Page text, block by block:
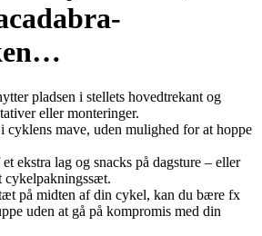
pladsen i stellets hovedtrekant og
eller monteringer.
mave, uden mulighed for at hoppe
ekstra lag og snacks på dagsture – eller
cykelpakningssæt.
på midten af ​​din cykel, kan du bære fx
uden at gå på kompromis med din